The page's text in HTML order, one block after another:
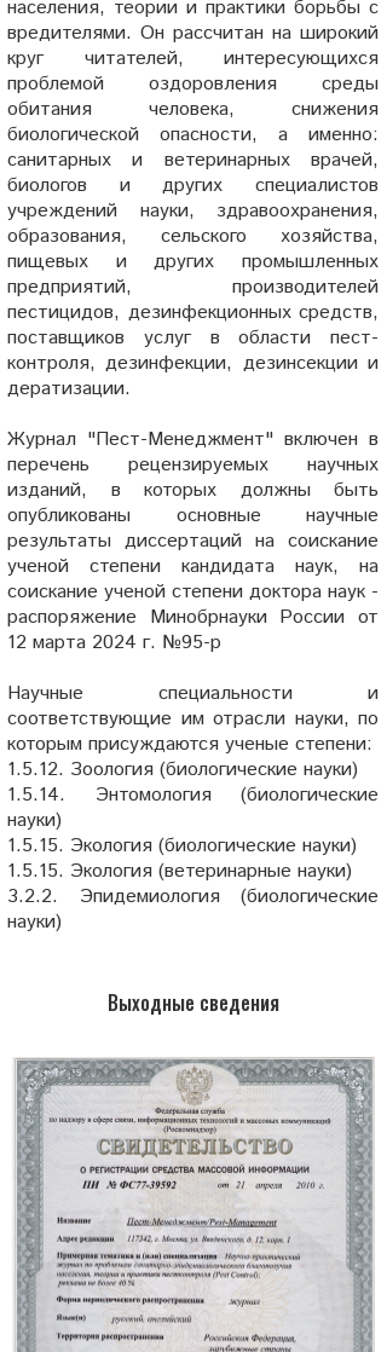
населения, теории и практики борьбы с
вредителями. Он рассчитан на широкий
круг читателей, интересующихся
проблемой оздоровления среды
обитания человека, снижения
биологической опасности, а именно:
санитарных и ветеринарных врачей,
биологов и других специалистов
учреждений науки, здравоохранения,
образования, сельского хозяйства,
пищевых и других промышленных
предприятий, производителей
пестицидов, дезинфекционных средств,
поставщиков услуг в области пест-
контроля, дезинфекции, дезинсекции и
дератизации.
Журнал "Пест-Менеджмент" включен в
перечень рецензируемых научных
изданий, в которых должны быть
опубликованы основные научные
результаты диссертаций на соискание
ученой степени кандидата наук, на
соискание ученой степени доктора наук -
распоряжение Минобрнауки России от
12 марта 2024 г. №95-р
Научные специальности и
соответствующие им отрасли науки, по
которым присуждаются ученые степени:
1.5.12. Зоология (биологические науки)
1.5.14. Энтомология (биологические
науки)
1.5.15. Экология (биологические науки)
1.5.15. Экология (ветеринарные науки)
3.2.2. Эпидемиология (биологические
науки)
Выходные сведения